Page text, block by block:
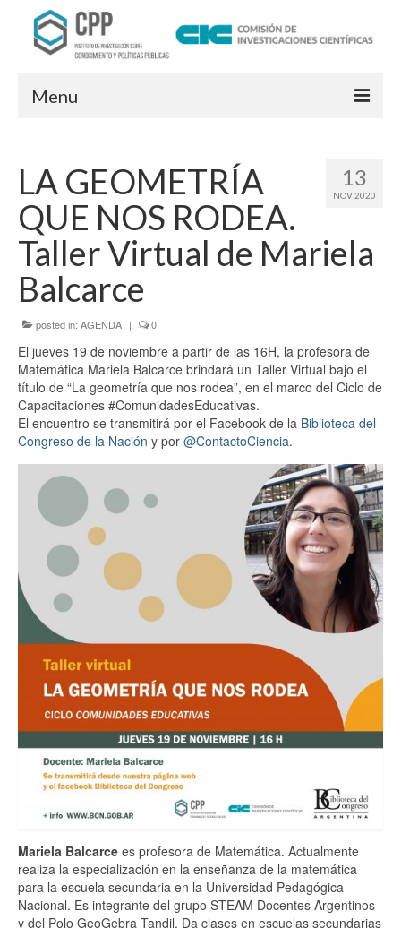
Menu
Sobre el Instituto
Integrantes
Proyectos de Investigación
ACTIVIDADES
INFORMES
PRENSA
AGENDA
MEDIATECA
Asimetrías del Conocimiento
Ciencia en imágenes
Científico Se Hace
Comunidades Educativas
Contrapunto
Enciclopedia Oral
Jornadas
La Ciencia del Día Después
Voces y Sentidos
13
NOV 2020
LA GEOMETRÍA
QUE NOS RODEA.
Taller Virtual de Mariela
Balcarce
posted in: AGENDA | 0
El jueves 19 de noviembre a partir de las 16H, la profesora de
Matemática Mariela Balcarce brindará un Taller Virtual bajo el
título de “La geometría que nos rodea”, en el marco del Ciclo de
Capacitaciones #ComunidadesEducativas.
El encuentro se transmitirá por el Facebook de la Biblioteca del
Congreso de la Nación y por @ContactoCiencia.
Mariela Balcarce es profesora de Matemática. Actualmente
realiza la especialización en la enseñanza de la matemática
para la escuela secundaria en la Universidad Pedagógica
Nacional. Es integrante del grupo STEAM Docentes Argentinos
y del Polo GeoGebra Tandil. Da clases en escuelas secundarias